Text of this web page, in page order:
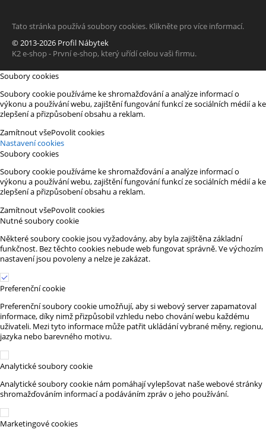
Tato stránka používá soubory cookies. Klikněte pro více informací.
© 2013-2026 Profil Nábytek
K2 e-shop - První e-shop, který uřídí celou vaši firmu.
Soubory cookies
Soubory cookie používáme ke shromažďování a analýze informací o
výkonu a používání webu, zajištění fungování funkcí ze sociálních médií a ke
zlepšení a přizpůsobení obsahu a reklam.
Zamítnout všePovolit cookies
Nastavení cookies
Soubory cookies
Soubory cookie používáme ke shromažďování a analýze informací o
výkonu a používání webu, zajištění fungování funkcí ze sociálních médií a ke
zlepšení a přizpůsobení obsahu a reklam.
Zamítnout všePovolit cookies
Nutné soubory cookie
Některé soubory cookie jsou vyžadovány, aby byla zajištěna základní
funkčnost. Bez těchto cookies nebude web fungovat správně. Ve výchozím
nastavení jsou povoleny a nelze je zakázat.
Preferenční cookie
Preferenční soubory cookie umožňují, aby si webový server zapamatoval
informace, díky nimž přizpůsobil vzhledu nebo chování webu každému
uživateli. Mezi tyto informace může patřit ukládání vybrané měny, regionu,
jazyka nebo barevného motivu.
Analytické soubory cookie
Analytické soubory cookie nám pomáhají vylepšovat naše webové stránky
shromažďováním informací a podáváním zpráv o jeho používání.
Marketingové cookies